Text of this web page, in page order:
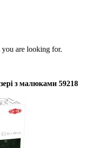
you are looking for.
з малюками 59218